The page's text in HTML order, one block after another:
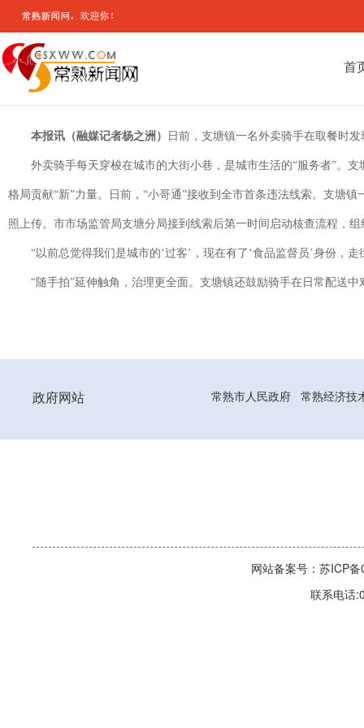
首
本报讯（融媒记者杨之洲） 日前，支塘镇一名外卖骑手在取餐时
外卖骑手每天穿梭在城市的大街小巷，是城市生活的“服务者”。
格局贡献“新”力量。日前，“小哥通”接收到全市首条违法线索。支塘
照上传。市市场监管局支塘分局接到线索后第一时间启动核查流程，
“以前总觉得我们是城市的‘过客’，现在有了‘食品监督员’身份，
“随手拍”延伸触角，治理更全面。支塘镇还鼓励骑手在日常配送
政府网站 常熟市人民政府 常熟经济技
网站备案号：苏ICP
联系电话